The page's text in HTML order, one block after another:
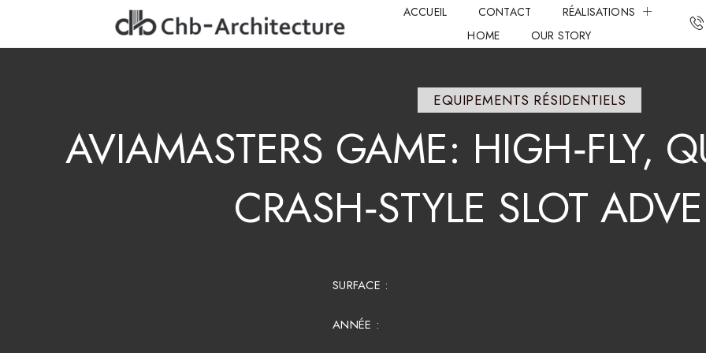
ACCUEIL CONTACT
RÉALISATIONS
HOME
OUR STORY
EQUIPEMENTS RÉSIDENTIELS
AVIAMASTERS GAME: HIGH‑FLY,
CRASH‑STYLE SLOT
SURFACE :​
ANNÉE :